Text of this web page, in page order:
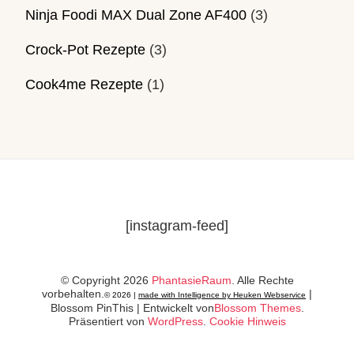
Ninja Foodi MAX Dual Zone AF400 (3)
Crock-Pot Rezepte (3)
Cook4me Rezepte (1)
[instagram-feed]
© Copyright 2026 PhantasieRaum . Alle Rechte
vorbehalten. © 2026 | made with Intelligence by Heuken Webservice |
Blossom PinThis | Entwickelt vonBlossom Themes.
Präsentiert von WordPress. Cookie Hinweis